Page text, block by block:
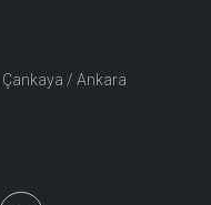
/ Ankara